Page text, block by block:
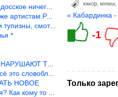
и не стыдно такую фигн
сценаристы вы где или к
невозможно.
*
БЕЗОПАСНОСТИ
было уложить в 1 мин
НОВОЕ
больно? Не смешно.
юмор мемы
« Кабардинка -
-1
Только